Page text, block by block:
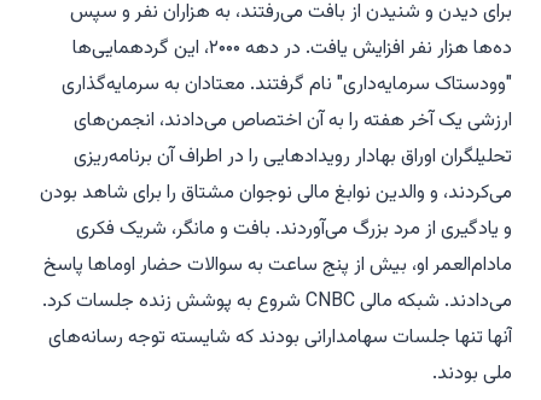
برای دیدن و شنیدن از بافت می‌رفتند، به هزاران نفر و سپس
ده‌ها هزار نفر افزایش یافت. در دهه ۲۰۰۰، این گردهمایی‌ها
"وودستاک سرمایه‌داری" نام گرفتند. معتادان به سرمایه‌گذاری
ارزشی یک آخر هفته را به آن اختصاص می‌دادند، انجمن‌های
تحلیلگران اوراق بهادار رویدادهایی را در اطراف آن برنامه‌ریزی
می‌کردند، و والدین نوابغ مالی نوجوان مشتاق را برای شاهد بودن
و یادگیری از مرد بزرگ می‌آوردند. بافت و مانگر، شریک فکری
مادام‌العمر او، بیش از پنج ساعت به سوالات حضار اوماها پاسخ
می‌دادند. شبکه مالی CNBC شروع به پوشش زنده جلسات کرد.
آنها تنها جلسات سهامدارانی بودند که شایسته توجه رسانه‌های
ملی بودند.